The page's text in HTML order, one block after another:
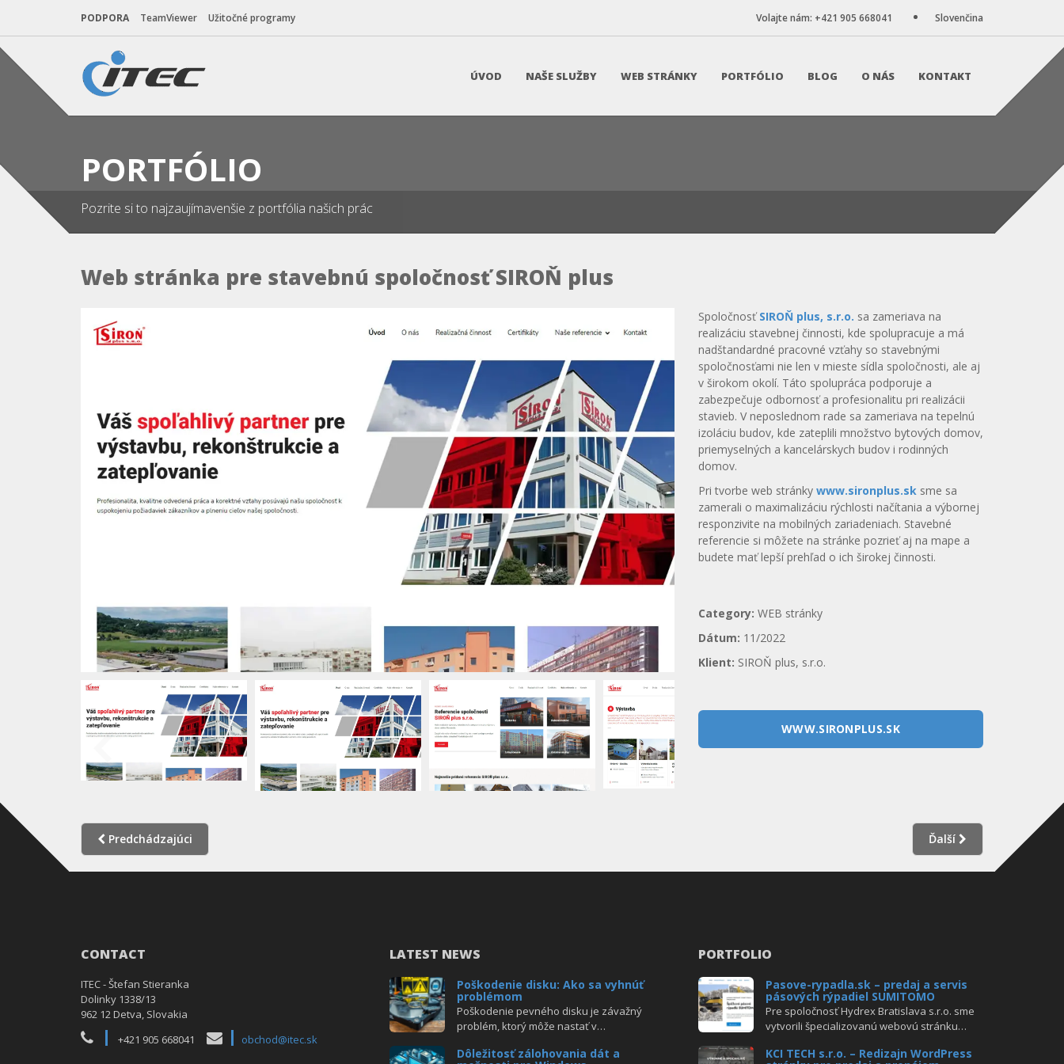
PODPORA TeamViewer Užitočné programy Volajte nám: +421 905 668041 Slovenčina
ÚVOD NAŠE SLUŽBY WEB STRÁNKY PORTFÓLIO BLOG O NÁS KONTAKT
PORTFÓLIO
Pozrite si to najzaujímavenšie z portfólia našich prác
Web stránka pre stavebnú spoločnosť SIROŇ plus
SpoločnosťSIROŇ plus, s.r.o. sa zameriava na
realizáciu stavebnej činnosti, kde spolupracuje a má
nadštandardné pracovné vzťahy so stavebnými
spoločnosťami nie len v mieste sídla spoločnosti, ale aj
v širokom okolí. Táto spolupráca podporuje a
zabezpečuje odbornosť a profesionalitu pri realizácii
stavieb. V neposlednom rade sa zameriava na tepelnú
izoláciu budov, kde zateplili množstvo bytových domov,
priemyselných a kancelárskych budov i rodinných
domov.
Pri tvorbe web stránky www.sironplus.sk sme sa
zamerali o maximalizáciu rýchlosti načítania a výbornej
responzivite na mobilných zariadeniach. Stavebné
referencie si môžete na stránke pozrieť aj na mape a
budete mať lepší prehľad o ich širokej činnosti.
Category: WEB stránky
Dátum: 11/2022
Klient: SIROŇ plus, s.r.o.
WWW.SIRONPLUS.SK
Predchádzajúci Ďalší
CONTACT
ITEC - Štefan Stieranka
Dolinky 1338/13
962 12 Detva, Slovakia
+421 905 668041
obchod@itec.sk
LATEST NEWS
Poškodenie disku: Ako sa vyhnúť
problémom
Poškodenie pevného disku je závažný
problém, ktorý môže nastať v…
Dôležitosť zálohovania dát a
PORTFOLIO
Pasove-rypadla.sk – predaj a servis
pásových rýpadiel SUMITOMO
Pre spoločnosť Hydrex Bratislava s.r.o. sme
vytvorili špecializovanú webovú stránku…
KCI TECH s.r.o. – Redizajn WordPress